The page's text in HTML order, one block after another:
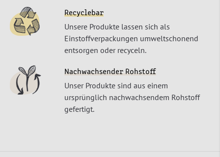
Recyclebar
Unsere Produkte lassen sich als
Einstoffverpackungen umweltschonend
entsorgen oder recyceln.
Nachwachsender Rohstoff
Unser Produkte sind aus einem
ursprünglich nachwachsendem Rohstoff
gefertigt.